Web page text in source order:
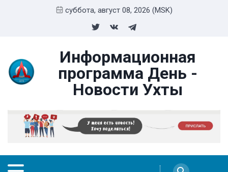
суббота, август 08, 2026 (MSK)
Информационная
программа День -
Новости Ухты